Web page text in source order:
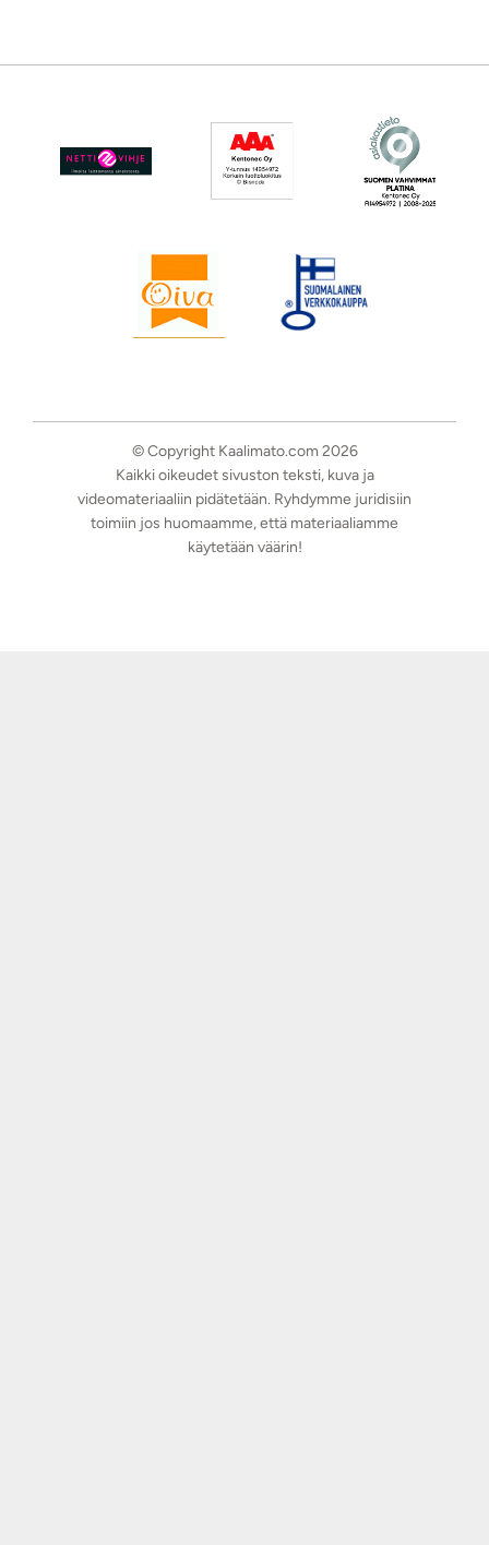
© Copyright Kaalimato.com 2026
Kaikki oikeudet sivuston teksti, kuva ja
videomateriaaliin pidätetään. Ryhdymme juridisiin
toimiin jos huomaamme, että materiaaliamme
käytetään väärin!